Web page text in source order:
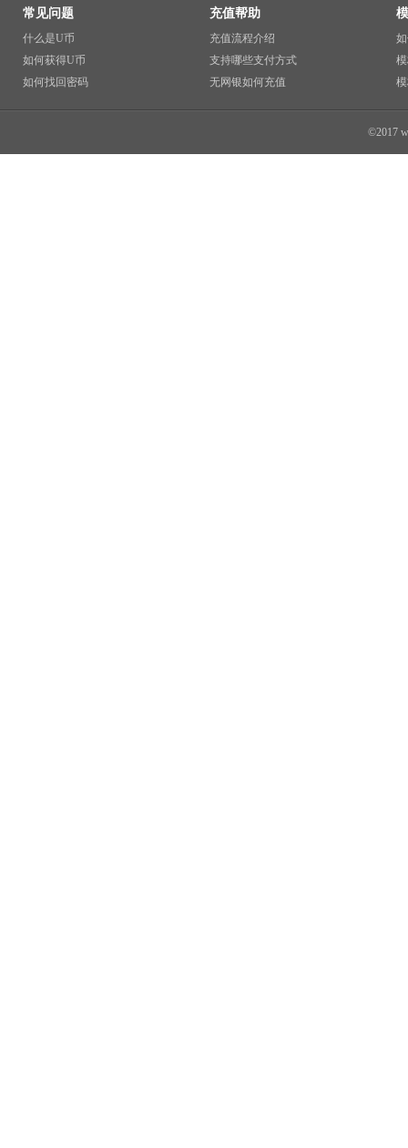
常见问题
什么是U币
如何获得U币
如何找回密码
充值帮助
充值流程介绍
支持哪些支付方式
无网银如何充值
©2017